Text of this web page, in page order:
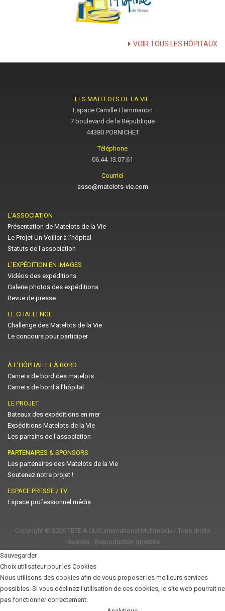
VOIR TOUS LES HÔPITAUX
LES MATELOTS DE LA VIE
Espace Camille Flammarion
7 boulevard de la République
44380 PORNICHET
Téléphone
06.44.13.07.61
Courriel
asso@matelots-vie.com
L’ASSOCIATION
Présentation de Matelots de la Vie
Le Projet Un Voilier à l'hôpital
Statuts de l'association
L’EXPÉDITION EN IMAGES
Vidéos des expéditions
Galerie photos des expéditions
Revue de presse
LE CHALLENGE
Challenge des Matelots de la Vie
Le concours pour participer
À L’HÔPITAL ET À BORD
Carnets de bord des matelots
Carnets de bord à l’hôpital
LE PROJET
Bateaux des expéditions en mer
Expéditions Matelots de la Vie
Les parrains de l'association
PARTENAIRES & SPONSORS
Les partenaires des Matelots de la Vie
Soutenez notre projet !
ESPACE PRESSE / TV
Espace professionnel média
Copyright © 2026 TETE A CLIC International Multimédia - Tous droits
réservés - Reproduction Interdite
Sauvegarder
Choix utilisateur pour les Cookies
Nous utilisons des cookies afin de vous proposer les meilleurs services
possibles. Si vous déclinez l'utilisation de ces cookies, le site web pourrait ne
pas fonctionner correctement.